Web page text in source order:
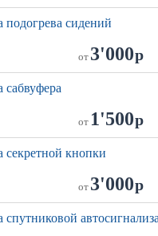
подогрева сидений
от 3'000р
сабвуфера
от 1'500р
секретной кнопки
от 3'000р
спутниковой